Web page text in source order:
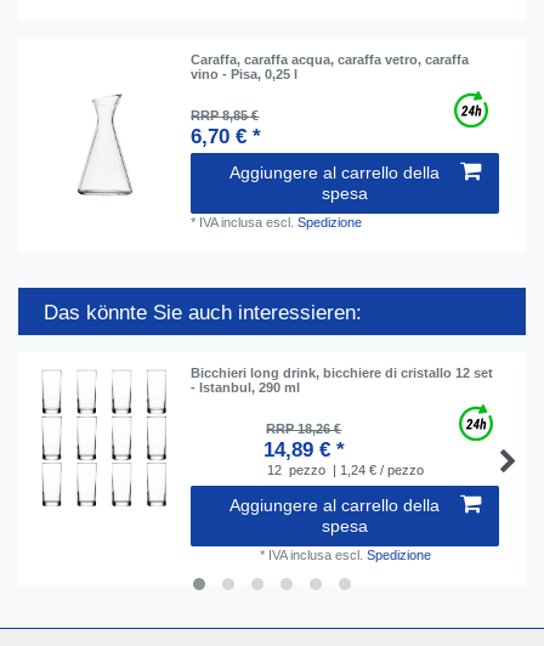
Caraffa, caraffa acqua, caraffa vetro, caraffa
vino - Pisa, 0,25 l
RRP 8,85 €
6,70 € *
Aggiungere al carrello della
spesa
* IVA inclusa escl.Spedizione
Das könnte Sie auch interessieren:
Bicchieri long drink, bicchiere di cristallo 12 set
- Istanbul, 290 ml
RRP 18,26 €
14,89 € *
12 pezzo | 1,24 € / pezzo
Aggiungere al carrello della
spesa
* IVA inclusaescl. Spedizione